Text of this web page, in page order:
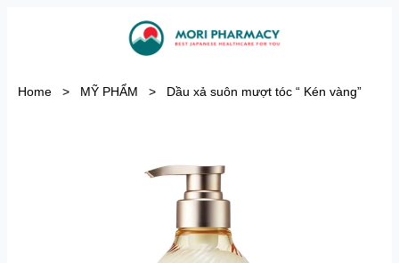
Home > MỸ PHẨM > Dầu xả suôn mượt tóc “ Kén vàng”